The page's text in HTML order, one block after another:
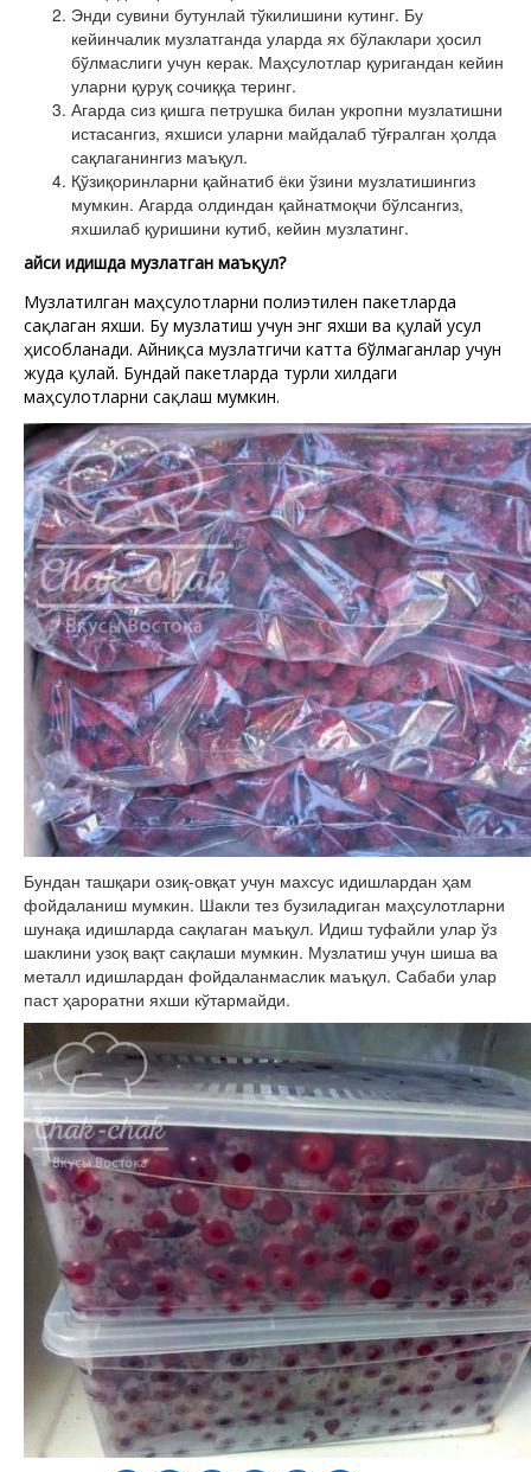
Энди сувини бутунлай тўкилишини кутинг. Бу
кейинчалик музлатганда уларда ях бўлаклари ҳосил
бўлмаслиги учун керак. Маҳсулотлар қуригандан кейин
уларни қуруқ сочиққа теринг.
Агарда сиз қишга петрушка билан укропни музлатишни
истасангиз, яхшиси уларни майдалаб тўғралган ҳолда
сақлаганингиз маъқул.
Қўзиқоринларни қайнатиб ёки ўзини музлатишингиз
мумкин. Агарда олдиндан қайнатмоқчи бўлсангиз,
яхшилаб қуришини кутиб, кейин музлатинг.
Қайси идишда музлатган маъқул?
Музлатилган маҳсулотларни полиэтилен пакетларда
сақлаган яхши. Бу музлатиш учун энг яхши ва қулай усул
ҳисобланади. Айниқса музлатгичи катта бўлмаганлар учун
жуда қулай. Бундай пакетларда турли хилдаги
маҳсулотларни сақлаш мумкин.
Бундан ташқари озиқ-овқат учун махсус идишлардан ҳам
фойдаланиш мумкин. Шакли тез бузиладиган маҳсулотларни
шунақа идишларда сақлаган маъқул. Идиш туфайли улар ўз
шаклини узоқ вақт сақлаши мумкин. Музлатиш учун шиша ва
металл идишлардан фойдаланмаслик маъқул. Сабаби улар
паст ҳароратни яхши кўтармайди.